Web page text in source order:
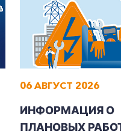
06 АВГУСТ 2026
ИНФОРМАЦИЯ О
ПЛАНОВЫХ